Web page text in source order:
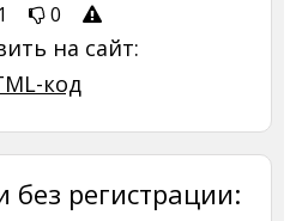
1 0
на сайт:
код
регистрации: